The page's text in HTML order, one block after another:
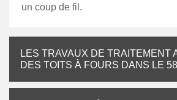
un coup de fil.
LES TRAVAUX DE TRAITEMENT
DES TOITS À FOURS DANS LE